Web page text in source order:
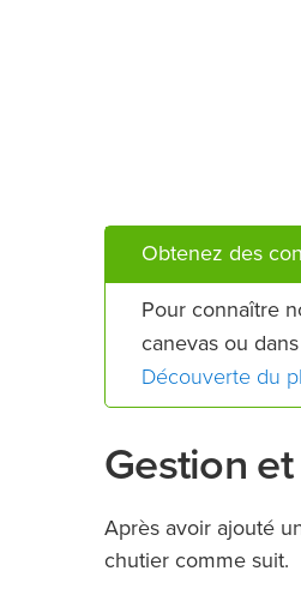
Obtenez des
Pour connaître
canevas ou
Découverte du
Gestion
Après avoir ajouté
chutier comme suit.